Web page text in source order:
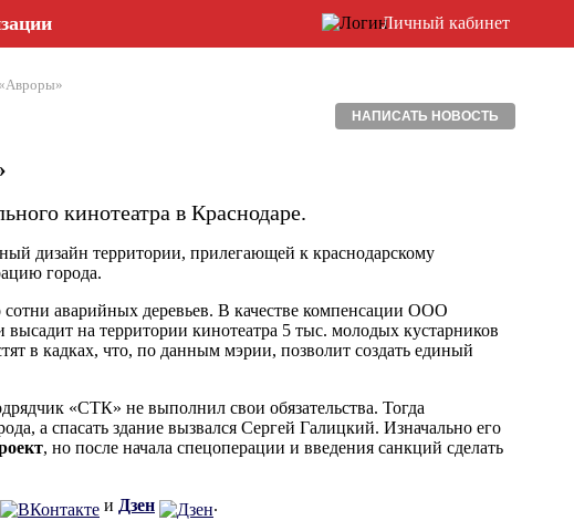
Личный кабинет
НАПИСАТЬ НОВОСТЬ
кинотеатра в Краснодаре.
дизайн территории, прилегающей к краснодарскому
города.
сотни аварийных деревьев. В качестве компенсации ООО
на территории кинотеатра 5 тыс. молодых кустарников
в кадках, что, по данным мэрии, позволит создать единый
«СТК» не выполнил свои обязательства. Тогда
а спасать здание вызвался Сергей Галицкий. Изначально его
, но после начала спецоперации и введения санкций сделать
и Дзен .